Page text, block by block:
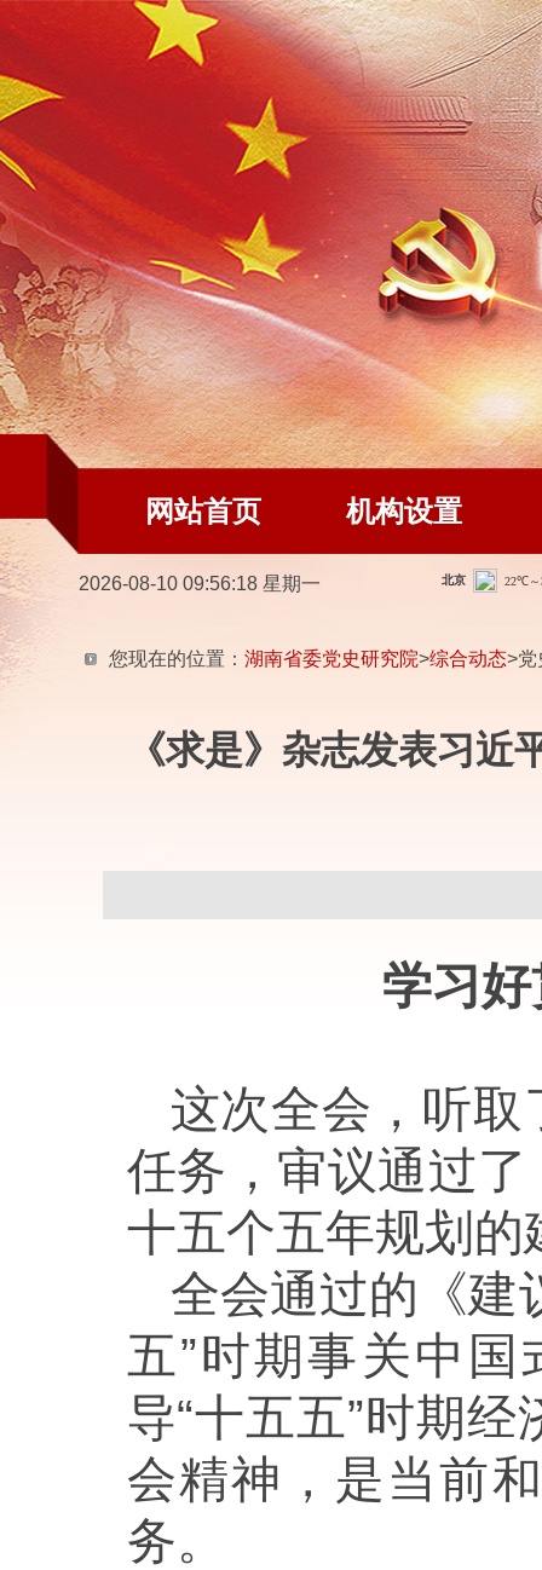
网站首页 机构设置
2026-08-10 09:56:19 星期一
您现在的位置： 湖南省委党史研究院>综合动态>党
《求是》杂志发表习
学习
这次全会，听
任务，审议通过
十五个五年规划
全会通过的《建
五”时期事关中
导“十五五”时期
会精神，是当前
务。